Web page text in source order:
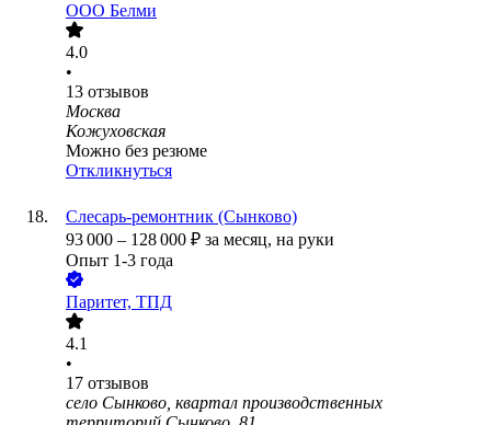
ООО Белми
4.0
•
13 отзывов
Москва
Кожуховская
Можно без резюме
Откликнуться
Слесарь-ремонтник (Сынково)
93 000 – 128 000 ₽ за месяц, на руки
Опыт 1-3 года
Паритет, ТПД
4.1
•
17 отзывов
село Сынково, квартал производственных